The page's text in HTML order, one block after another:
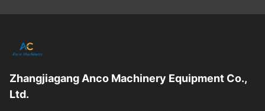
Zhangjiagang Anco Machinery Equipment Co.,
Ltd.